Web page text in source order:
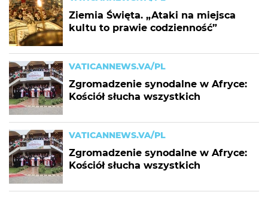
Ziemia Święta. „Ataki na miejsca
kultu to prawie codzienność”
VATICANNEWS.VA/PL
Zgromadzenie synodalne w Afryce:
Kościół słucha wszystkich
VATICANNEWS.VA/PL
Zgromadzenie synodalne w Afryce:
Kościół słucha wszystkich